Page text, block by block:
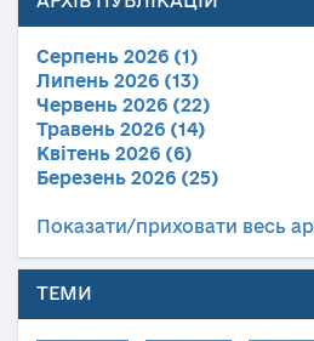
Серпень 2026 (1)
Липень 2026 (13)
Червень 2026 (22)
Травень 2026 (14)
Квітень 2026 (6)
Березень 2026 (25)
Показати/приховати весь
ТЕМИ